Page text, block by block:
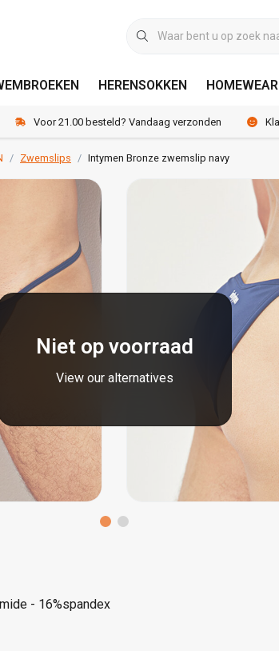
HERENSOKKEN HOMEWEAR
Voor 21.00 besteld? Vandaag verzonden
Zwemslips Intymen Bronze zwemslip navy
Niet op voorraad
View our alternatives
- 16%spandex